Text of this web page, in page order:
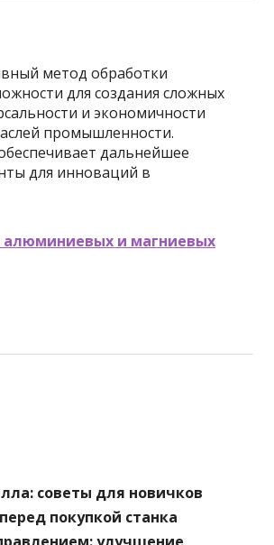
метод обработки
для создания сложных
и экономичности
промышленности.
дальнейшее
для инноваций в
алюминиевых и магниевых
советы для новичков
покупкой станка